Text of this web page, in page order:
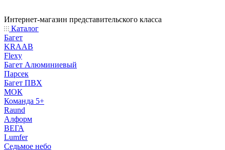
Интернет-магазин представительского класса
Каталог
Багет
KRAAB
Flexy
Багет Алюминиевый
Парсек
Багет ПВХ
МОК
Команда 5+
Raund
Алформ
ВЕГА
Lumfer
Седьмое небо